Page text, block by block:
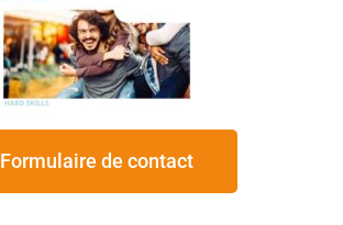
Formulaire de contact